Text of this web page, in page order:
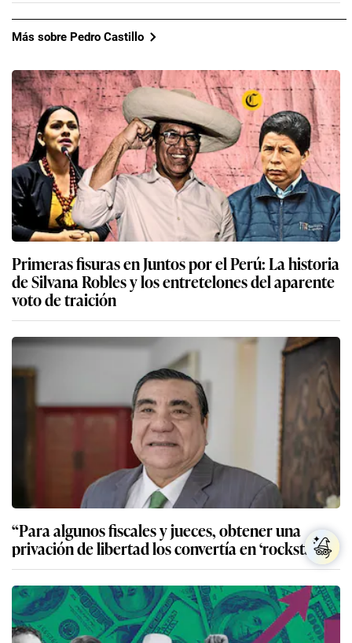
Más sobre Pedro Castillo
Primeras fisuras en Juntos por el Perú: La historia
de Silvana Robles y los entretelones del aparente
voto de traición
“Para algunos fiscales y jueces, obtener una
privación de libertad los convertía en ‘rockstars’”